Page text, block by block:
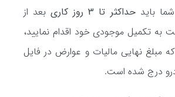
بایدحداکثر تا 3 روز کاری
بعد از
به تکمیل موجودی خود اقدام نمایید،
مبلغ نهایی مالیات و عوارض در فایل
درج شده است.